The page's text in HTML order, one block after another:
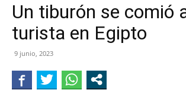
NEGRO
Un tiburón se comió
turista en Egipto
9 junio, 2023